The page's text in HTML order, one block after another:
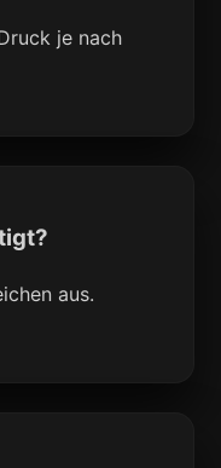
je nach
aus.